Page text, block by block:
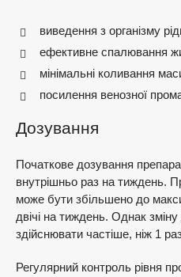
виведення з організму
ефективне спалювання
мінімальні коливання
посилення венозної
Дозування
Початкове дозування
внутрішньо раз на тиждень.
може бути збільшено до
двічі на тиждень. Однак
здійснювати частіше, ніж 1
Регулярний контроль рівня